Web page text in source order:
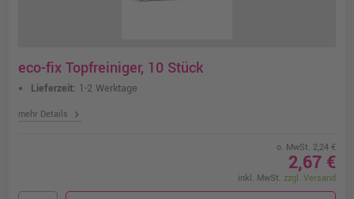
eco-fix Topfreiniger, 10 Stück
Lieferzeit: 1-2 Werktage
mehr Details chevron_right
o. MwSt. 2,24 €
2,67 €
inkl. MwSt. zzgl. Versand